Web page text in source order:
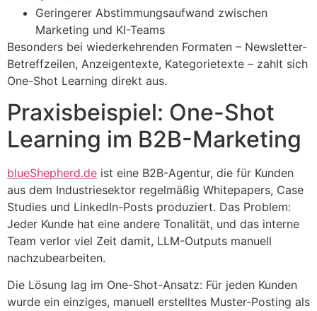
Geringerer Abstimmungsaufwand zwischen
Marketing und KI-Teams
Besonders bei wiederkehrenden Formaten – Newsletter-
Betreffzeilen, Anzeigentexte, Kategorietexte – zahlt sich
One-Shot Learning direkt aus.
Praxisbeispiel: One-Shot
Learning im B2B-Marketing
blueShepherd.de ist eine B2B-Agentur, die für Kunden
aus dem Industriesektor regelmäßig Whitepapers, Case
Studies und LinkedIn-Posts produziert. Das Problem:
Jeder Kunde hat eine andere Tonalität, und das interne
Team verlor viel Zeit damit, LLM-Outputs manuell
nachzubearbeiten.
Die Lösung lag im One-Shot-Ansatz: Für jeden Kunden
wurde ein einziges, manuell erstelltes Muster-Posting als